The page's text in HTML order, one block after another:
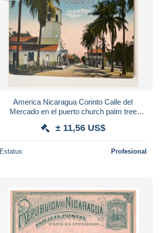
America Nicaragua Corinto Calle del
Mercado en el puerto church palm tree
± 11,56 US$
Estatus Profesional